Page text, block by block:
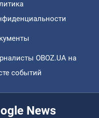
OBOZ.UA на
событий
News